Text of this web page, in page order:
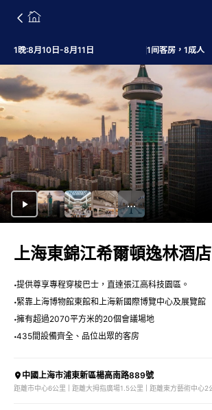
1晚:8月10日-8月11日 1间客房，1成人
上海東錦江希爾頓逸林酒店
提供尊享專程穿梭巴士，直達張江高科技園區。
緊靠上海博物館東館和上海新國際博覽中心及展覽館
擁有超過2070平方米的20個會議場地
435間設備齊全、品位出眾的客房
中國上海市浦東新區楊高南路889號